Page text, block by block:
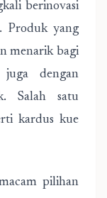
berinovasi
Produk yang
menarik bagi
dengan
Salah satu
kardus kue
pilihan